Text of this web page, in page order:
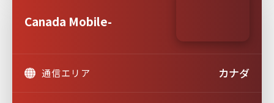
Canada Mobile-
通信エリア カナダ